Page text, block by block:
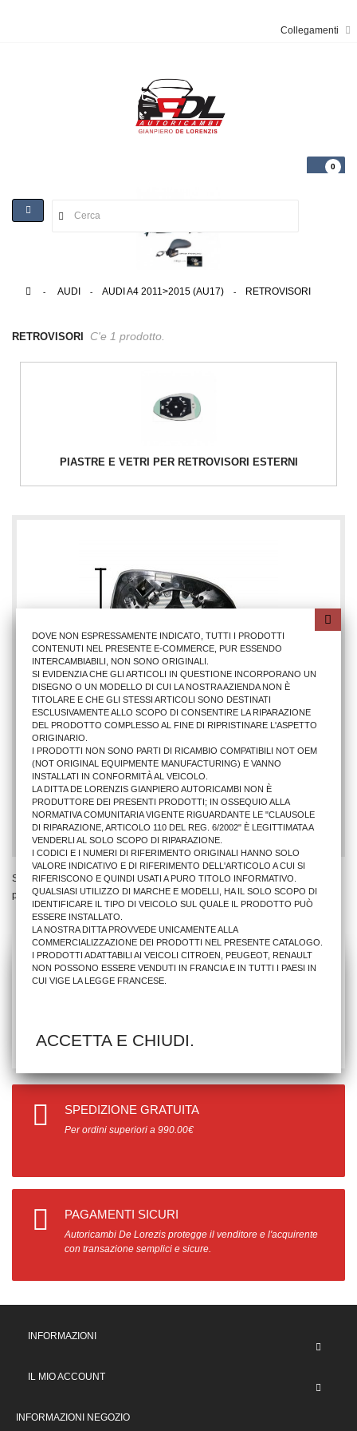
Collegamenti
0
Toggle
> AUDI > AUDI A4 2011>2015 (AU17) > RETROVISORI
RETROVISORI C'e 1 prodotto.
PIASTRE E VETRI PER RETROVISORI ESTERNI
VETRO RETR. AU A4 2011> SX C/PIASTRA TERM.
13,42 €
AGGIUNGI AL CARRELLO
Stai Visualizzando 1 - 1 di 1
prodotto
SPEDIZIONE GRATUITA
Per ordini superiori a 990.00€
PAGAMENTI SICURI
Autoricambi De Lorezis protegge il venditore e l'acquirente
con transazione semplici e sicure.
INFORMAZIONI
IL MIO ACCOUNT
INFORMAZIONI NEGOZIO
DOVE NON ESPRESSAMENTE INDICATO, TUTTI I PRODOTTI
CONTENUTI NEL PRESENTE E-COMMERCE, PUR ESSENDO
INTERCAMBIABILI, NON SONO ORIGINALI.
SI EVIDENZIA CHE GLI ARTICOLI IN QUESTIONE INCORPORANO UN
DISEGNO O UN MODELLO DI CUI LA NOSTRA AZIENDA NON È
TITOLARE E CHE GLI STESSI ARTICOLI SONO DESTINATI
ESCLUSIVAMENTE ALLO SCOPO DI CONSENTIRE LA RIPARAZIONE
DEL PRODOTTO COMPLESSO AL FINE DI RIPRISTINARE L'ASPETTO
ORIGINARIO.
I PRODOTTI NON SONO PARTI DI RICAMBIO COMPATIBILI NOT OEM
(NOT ORIGINAL EQUIPMENTE MANUFACTURING) E VANNO
INSTALLATI IN CONFORMITÀ AL VEICOLO.
LA DITTA DE LORENZIS GIANPIERO AUTORICAMBI NON È
PRODUTTORE DEI PRESENTI PRODOTTI; IN OSSEQUIO ALLA
NORMATIVA COMUNITARIA VIGENTE RIGUARDANTE LE "CLAUSOLE
DI RIPARAZIONE, ARTICOLO 110 DEL REG. 6/2002" È LEGITTIMATA A
VENDERLI AL SOLO SCOPO DI RIPARAZIONE.
I CODICI E I NUMERI DI RIFERIMENTO ORIGINALI HANNO SOLO
VALORE INDICATIVO E DI RIFERIMENTO DELL'ARTICOLO A CUI SI
RIFERISCONO E QUINDI USATI A PURO TITOLO INFORMATIVO.
QUALSIASI UTILIZZO DI MARCHE E MODELLI, HA IL SOLO SCOPO DI
IDENTIFICARE IL TIPO DI VEICOLO SUL QUALE IL PRODOTTO PUÒ
ESSERE INSTALLATO.
LA NOSTRA DITTA PROVVEDE UNICAMENTE ALLA
COMMERCIALIZZAZIONE DEI PRODOTTI NEL PRESENTE CATALOGO.
I PRODOTTI ADATTABILI AI VEICOLI CITROEN, PEUGEOT, RENAULT
NON POSSONO ESSERE VENDUTI IN FRANCIA E IN TUTTI I PAESI IN
CUI VIGE LA LEGGE FRANCESE.
ACCETTA E CHIUDI.